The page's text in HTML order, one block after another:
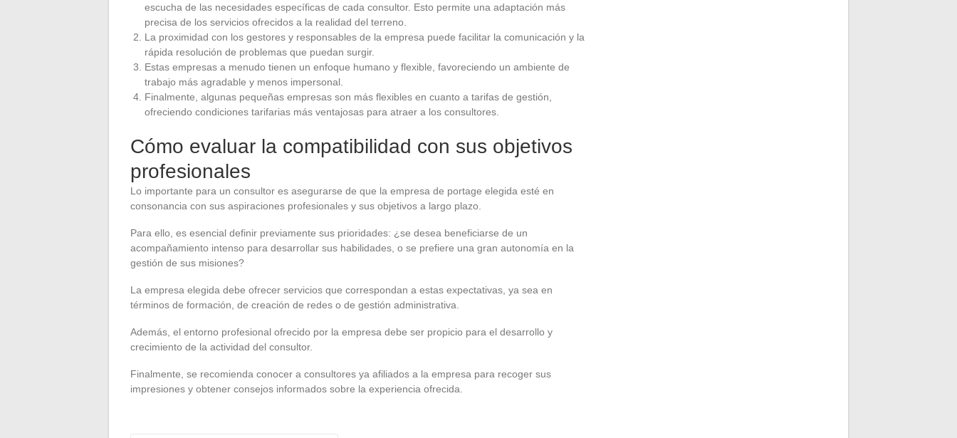
escucha de las necesidades específicas de cada consultor. Esto permite una adaptación más
precisa de los servicios ofrecidos a la realidad del terreno.
La proximidad con los gestores y responsables de la empresa puede facilitar la comunicación y la
rápida resolución de problemas que puedan surgir.
Estas empresas a menudo tienen un enfoque humano y flexible, favoreciendo un ambiente de
trabajo más agradable y menos impersonal.
Finalmente, algunas pequeñas empresas son más flexibles en cuanto a tarifas de gestión,
ofreciendo condiciones tarifarias más ventajosas para atraer a los consultores.
Cómo evaluar la compatibilidad con sus objetivos
profesionales
Lo importante para un consultor es asegurarse de que la empresa de portage elegida esté en
consonancia con sus aspiraciones profesionales y sus objetivos a largo plazo.
Para ello, es esencial definir previamente sus prioridades: ¿se desea beneficiarse de un
acompañamiento intenso para desarrollar sus habilidades, o se prefiere una gran autonomía en la
gestión de sus misiones?
La empresa elegida debe ofrecer servicios que correspondan a estas expectativas, ya sea en
términos de formación, de creación de redes o de gestión administrativa.
Además, el entorno profesional ofrecido por la empresa debe ser propicio para el desarrollo y
crecimiento de la actividad del consultor.
Finalmente, se recomienda conocer a consultores ya afiliados a la empresa para recoger sus
impresiones y obtener consejos informados sobre la experiencia ofrecida.